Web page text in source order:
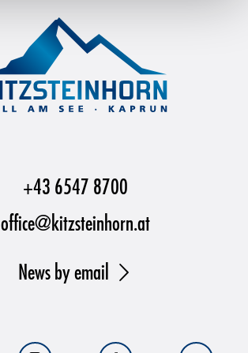
+43 6547 8700
office@kitzsteinhorn.at
News by email